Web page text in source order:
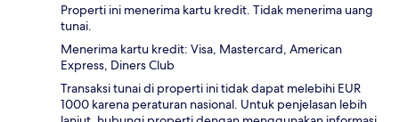
Properti ini menerima kartu kredit. Tidak menerima uang
tunai.
Menerima kartu kredit: Visa, Mastercard, American
Express, Diners Club
Transaksi tunai di properti ini tidak dapat melebihi EUR
1000 karena peraturan nasional. Untuk penjelasan lebih